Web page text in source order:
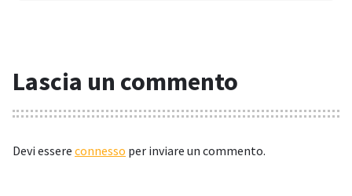
Lascia un commento
Devi essere connesso per inviare un commento.